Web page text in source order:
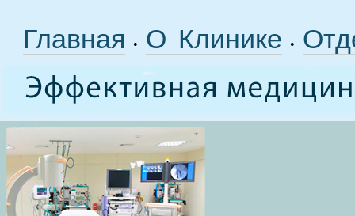
Главная • О Клинике •